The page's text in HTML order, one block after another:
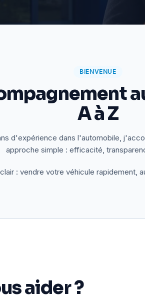
BIENVENUE
A à Z
d'expérience dans l'automobile,
approche simple : efficacité,
: vendre votre véhicule rapidement,
aider ?